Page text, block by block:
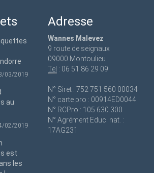
03/2019
au
02/2019
est
les
Adresse
Wannes Malevez
9 route de seignaux
09000 Montoulieu
Tel : 06 51 86 29 09
N° Siret : 752 751 560 00034
N° carte pro : 00914ED0044
N° RCPro : 105.630.300
N° Agrément Educ. nat. :
17AG231